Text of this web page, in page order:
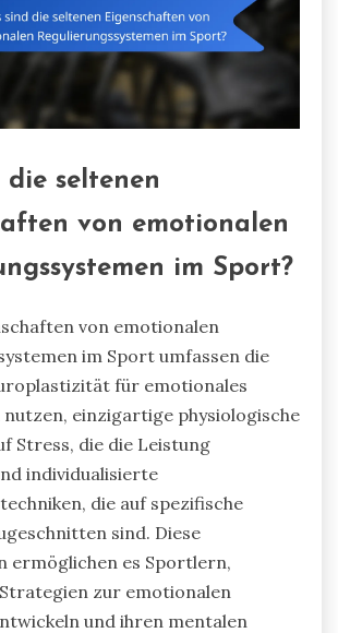
die seltenen
von emotionalen
im Sport?
von emotionalen
im Sport umfassen die
für emotionales
nutzen, einzigartige physiologische
Stress, die die Leistung
individualisierte
die auf spezifische
sind. Diese
ermöglichen es Sportlern,
zur emotionalen
und ihren mentalen